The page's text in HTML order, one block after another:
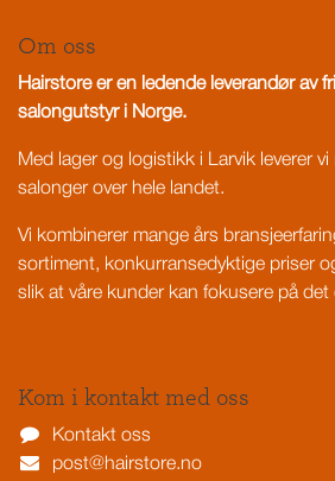
Om oss
Hairstore er en ledende leverandør av
salongutstyr i Norge.
Med lager og logistikk i Larvik leverer vi
salonger over hele landet.
Vi kombinerer mange års
sortiment, konkurransedyktige priser
slik at våre kunder kan fokusere på det
Kom i kontakt med oss
Kontakt oss
post@hairstore.no